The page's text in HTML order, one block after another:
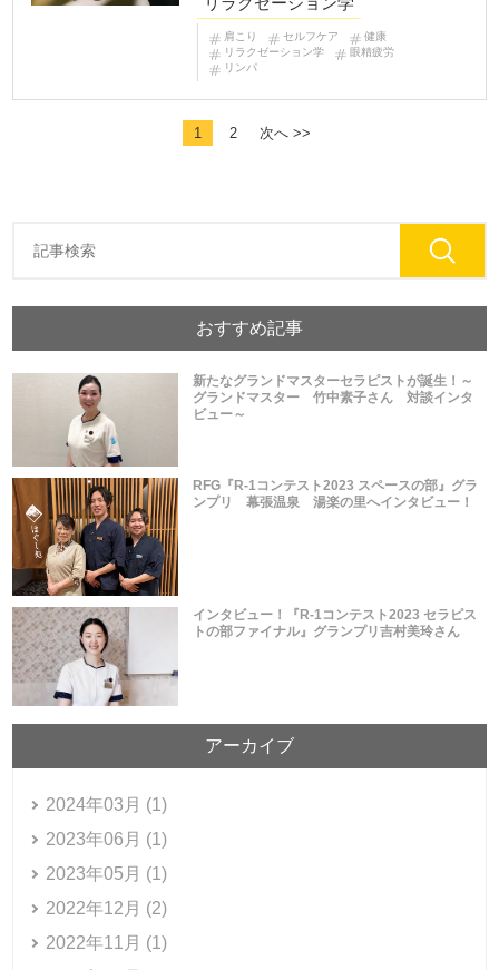
肩こり セルフケア
健康
リラクゼーション学
眼精疲労
リンパ
1 2 次へ >>
おすすめ記事
新たなグランドマスターセラピストが誕生！～
グランドマスター 竹中素子さん 対談インタ
ビュー～
RFG『R-1コンテスト2023 スペースの部』グラ
ンプリ 幕張温泉 湯楽の里へインタビュー！
インタビュー！『R-1コンテスト2023 セラピス
トの部ファイナル』グランプリ吉村美玲さん
アーカイブ
2024年03月 (1)
2023年06月 (1)
2023年05月 (1)
2022年12月 (2)
2022年11月 (1)